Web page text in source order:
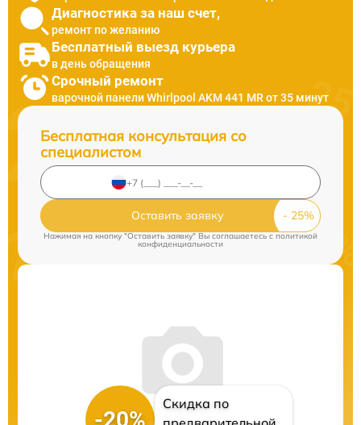
Диагностика за наш счет,
ремонт по желанию
Бесплатный выезд курьера
в день обращения
Срочный ремонт
варочной панели Whirlpool AKM 441 MR от 35 минут
Бесплатная консультация со
специалистом
Оставить заявку
Нажимая на кнопку "Оставить заявку" Вы соглашаетесь c политикой
конфиденциальности
Скидка по